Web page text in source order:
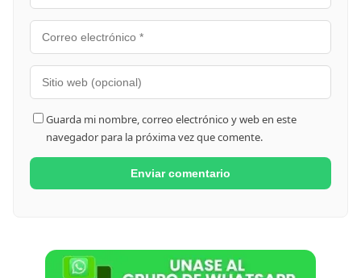
Guarda mi nombre, correo electrónico y web en este
navegador para la próxima vez que comente.